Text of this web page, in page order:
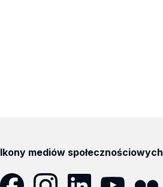
Ikony mediów społecznościowych